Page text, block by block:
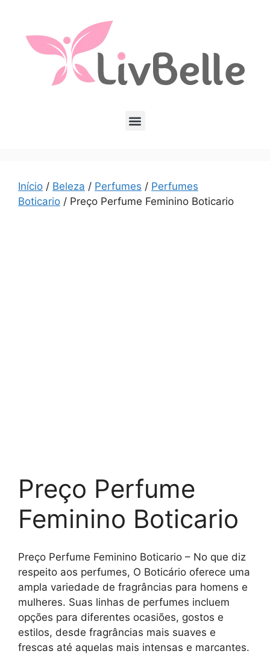
Início / Beleza / Perfumes / Perfumes
Boticario / Preço Perfume Feminino Boticario
Preço Perfume
Feminino Boticario
Preço Perfume Feminino Boticario – No que diz
respeito aos perfumes, O Boticário oferece uma
ampla variedade de fragrâncias para homens e
mulheres. Suas linhas de perfumes incluem
opções para diferentes ocasiões, gostos e
estilos, desde fragrâncias mais suaves e
frescas até aquelas mais intensas e marcantes.